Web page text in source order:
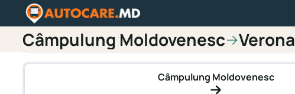
Câmpulung Moldovenesc→Verona
Câmpulung Moldovenesc